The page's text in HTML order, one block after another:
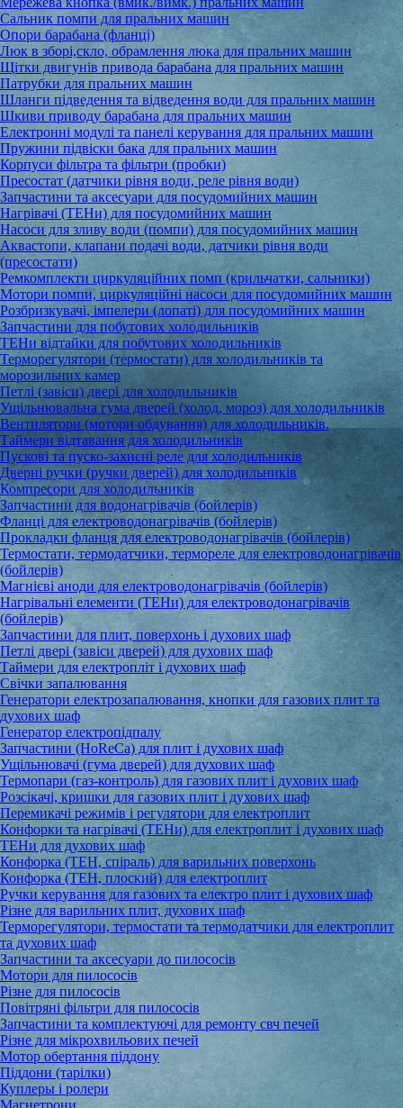
Сальник помпи для пральних машин
Опори барабана (фланці)
Люк в зборі,скло, обрамлення люка для пральних машин
Щітки двигунів привода барабана для пральних машин
Патрубки для пральних машин
Шланги підведення та відведення води для пральних машин
Шкиви приводу барабана для пральних машин
Електронні модулі та панелі керування для пральних машин
Пружини підвіски бака для пральних машин
Корпуси фільтра та фільтри (пробки)
Пресостат (датчики рівня води, реле рівня води)
Запчастини та аксесуари для посудомийних машин
Нагрівачі (ТЕНи) для посудомийних машин
Насоси для зливу води (помпи) для посудомийних машин
Аквастопи, клапани подачі води, датчики рівня води
(пресостати)
Ремкомплекти циркуляційних помп (крильчатки, сальники)
Мотори помпи, циркуляційні насоси для посудомийних машин
Розбризкувачі, імпелери (лопаті) для посудомийних машин
Запчастини для побутових холодильників
ТЕНи відтайки для побутових холодильників
Терморегулятори (термостати) для холодильників та
морозильних камер
Петлі (завіси) двері для холодильників
Ущільнювальна гума дверей (холод, мороз) для холодильників
Вентилятори (мотори обдування) для холодильників.
Таймери відтавання для холодильників
Пускові та пуско-захисні реле для холодильників
Дверні ручки (ручки дверей) для холодильників
Компресори для холодильників
Запчастини для водонагрівачів (бойлерів)
Фланці для електроводонагрівачів (бойлерів)
Прокладки фланця для електроводонагрівачів (бойлерів)
Термостати, термодатчики, термореле для електроводонагрівачів
(бойлерів)
Магнієві аноди для електроводонагрівачів (бойлерів)
Нагрівальні елементи (ТЕНи) для електроводонагрівачів
(бойлерів)
Запчастини для плит, поверхонь і духових шаф
Петлі двері (завіси дверей) для духових шаф
Таймери для електропліт і духових шаф
Свічки запалювання
Генератори електрозапалювання, кнопки для газових плит та
духових шаф
Генератор електропідпалу
Запчастини (HoReCa) для плит і духових шаф
Ущільнювачі (гума дверей) для духових шаф
Термопари (газ-контроль) для газових плит і духових шаф
Розсікачі, кришки для газових плит і духових шаф
Перемикачі режимів і регулятори для електроплит
Конфорки та нагрівачі (ТЕНи) для електроплит і духових шаф
ТЕНи для духових шаф
Конфорка (ТЕН, спіраль) для варильних поверхонь
Конфорка (ТЕН, плоский) для електроплит
Ручки керування для газових та електро плит і духових шаф
Різне для варильних плит, духових шаф
Терморегулятори, термостати та термодатчики для електроплит
та духових шаф
Запчастини та аксесуари до пилососів
Мотори для пилососів
Різне для пилососів
Повітряні фільтри для пилососів
Запчастини та комплектуючі для ремонту свч печей
Різне для мікрохвильових печей
Мотор обертання піддону
Піддони (тарілки)
Куплеры і ролери
Магнетрони